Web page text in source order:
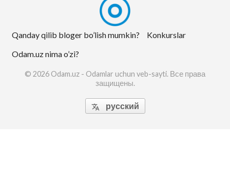
Qanday qilib bloger bo’lish mumkin?
Konkurslar
Odam.uz nima o’zi?
© 2026 Odam.uz - Odamlar uchun veb-sayti. Все права
защищены.
 русский